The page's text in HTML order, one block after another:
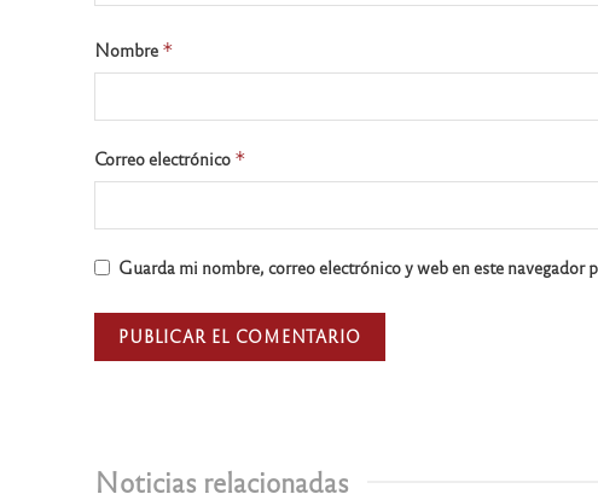
Noticias relacionadas
Nombre *
Correo electrónico *
Guarda mi nombre, correo electrónico y web en este navegador